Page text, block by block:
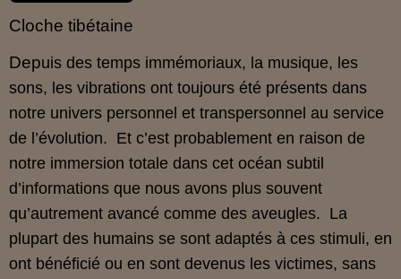
Cloche tibétaine
Depuis des temps immémoriaux, la musique, les
sons, les vibrations ont toujours été présents dans
notre univers personnel et transpersonnel au service
de l’évolution. Et c’est probablement en raison de
notre immersion totale dans cet océan subtil
d’informations que nous avons plus souvent
qu’autrement avancé comme des aveugles. La
plupart des humains se sont adaptés à ces stimuli, en
ont bénéficié ou en sont devenus les victimes, sans